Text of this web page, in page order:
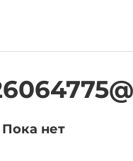
Пока нет